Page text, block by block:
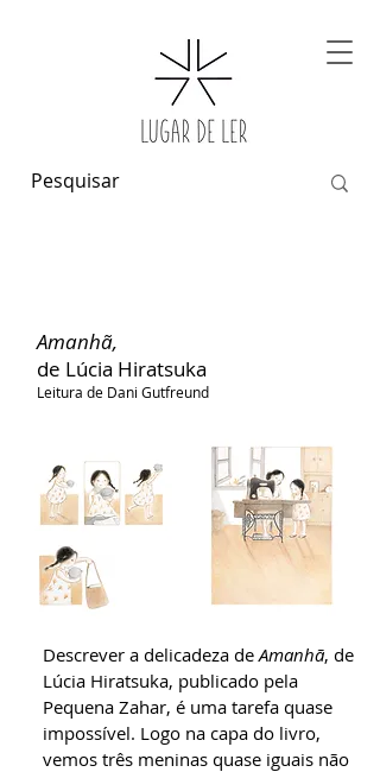
Amanhã,
de Lúcia Hiratsuka
Leitura de Dani Gutfreund
Descrever a delicadeza deAmanhã, de
Lúcia Hiratsuka, publicado pela
Pequena Zahar, é uma tarefa quase
impossível. Logo na capa do livro,
vemos três meninas quase iguais não